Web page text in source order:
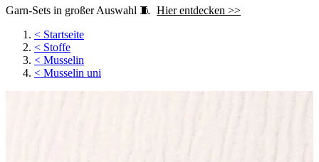
Garn-Sets in großer Auswahl 🧵 Hier entdecken >>
< Startseite
< Stoffe
< Musselin
< Musselin uni